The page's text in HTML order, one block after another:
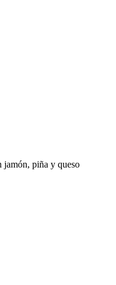
jamón, piña y queso